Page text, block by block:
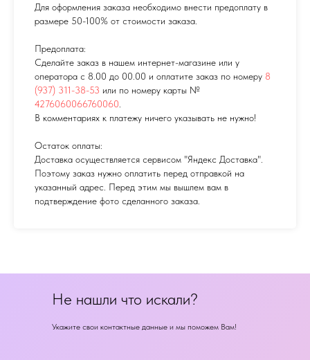
Для оформления заказа необходимо внести предоплату в
размере 50-100% от стоимости заказа.
Предоплата:
Сделайте заказ в нашем интернет-магазине или у
оператора с 8.00 до 00.00 и оплатите заказ по номеру 8
(937) 311-38-53 или по номеру карты №
4276060066760060
В комментариях к платежу ничего указывать не нужно!
Остаток оплаты:
Доставка осуществляется сервисом "Яндекс Доставка".
Поэтому заказ нужно оплатить перед отправкой на
указанный адрес. Перед этим мы вышлем вам в
подтверждение фото сделанного заказа.
Не нашли что искали?
Укажите свои контактные данные и мы поможем Вам!